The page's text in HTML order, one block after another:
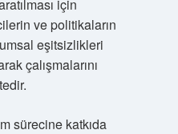
için
ve politikaların
eşitsizlikleri
çalışmalarını
sürecine katkıda